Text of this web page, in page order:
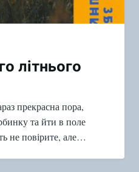
літнього
прекрасна пора,
та йти в поле
не повірите, але…